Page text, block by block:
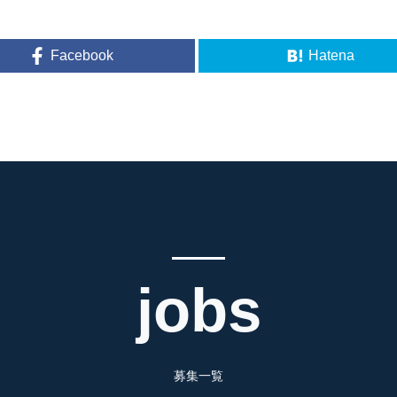
Facebook Hatena
jobs
募集一覧